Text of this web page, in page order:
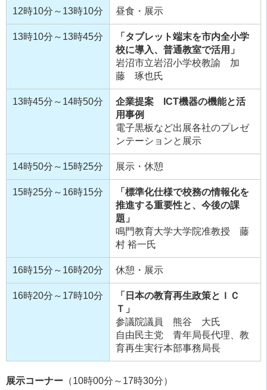
12時10分～13時10分 昼食・展示
13時10分～13時45分
「タブレット端末を市内全小学
校に導入、普通教室で活用」
岩沼市立岩沼小学校教諭 加
藤 琢也氏
13時45分～14時50分
企業提案 ICT機器の機能と活
用事例
電子黒板など出展各社のプレゼ
ンテーションと展示
14時50分～15時25分 展示・休憩
15時25分～16時15分
「標準化仕様で校務の情報化を
推進する重要性と、今後の課
題」
鳴門教育大学大学院准教授 藤
村 裕一氏
16時15分～16時20分 休憩・展示
16時20分～17時10分
「日本の教育再生政策とＩＣ
Ｔ」
参議院議員 熊谷 大氏
自由民主党 青年局長代理、教
育再生実行本部事務局長
展示コーナー （10時00分～17時30分）